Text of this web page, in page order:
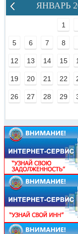
ЯНВАРЬ
1
5 6 7 8
12 13 14 15
19 20 21 22
26 27 28 29